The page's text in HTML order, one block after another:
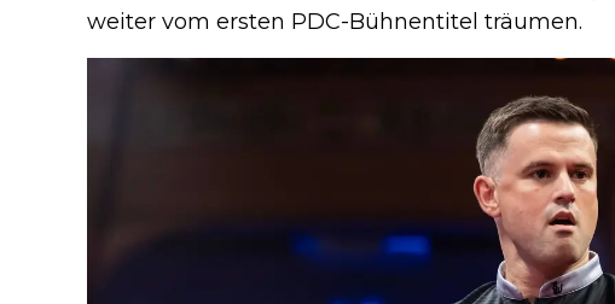
weiter vom ersten PDC-Bühnentitel träumen.